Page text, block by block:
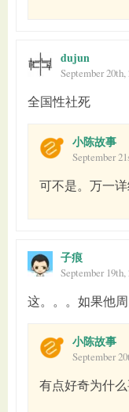
dujun
September
全国性社死
小陈故事
September
可不是。万一
子痕
September
这。。。如果他
小陈故事
September
有点好奇为什